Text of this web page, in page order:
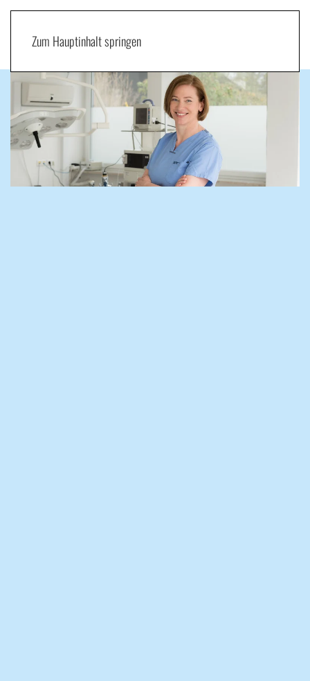
Zum Hauptinhalt springen